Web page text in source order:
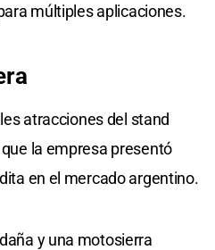
múltiples aplicaciones.
atracciones del stand
la empresa presentó
en el mercado argentino.
y una motosierra